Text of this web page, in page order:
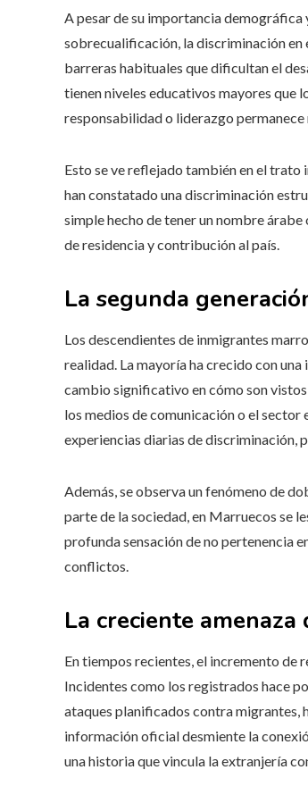
A pesar de su importancia
sobrecualificación, la discriminación
barreras habituales que dificultan el
tienen niveles educativos mayores que
responsabilidad o liderazgo
Esto se ve reflejado también en el
han constatado una discriminación
simple hecho de tener un nombre
de residencia y contribución al país.
La segunda
Los descendientes de inmigrantes
realidad. La mayoría ha crecido con una
cambio significativo en cómo son
los medios de comunicación o el
experiencias diarias de discriminación,
Además, se observa un fenómeno de
parte de la sociedad, en Marruecos se
profunda sensación de no pertenencia
conflictos.
La creciente
En tiempos recientes, el incremento de
Incidentes como los registrados hace
ataques planificados contra migrantes,
información oficial desmiente la
una historia que vincula la extranjería